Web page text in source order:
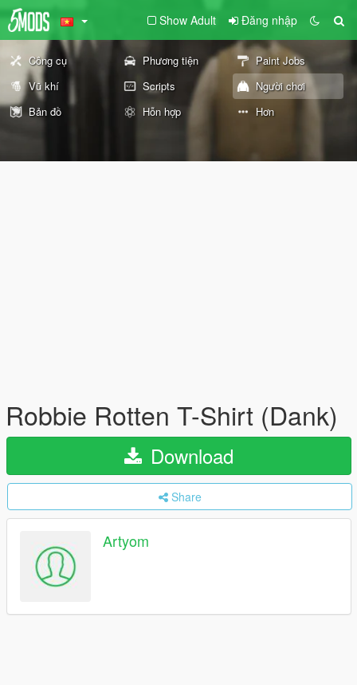
Show Adult Đăng nhập
Công cụ Phương tiện
Paint Jobs
Vũ khí
Scripts
Người chơi
Bản đồ
Hỗn hợp Hơn
Robbie Rotten T-Shirt (Dank)
Download
Share
Artyom